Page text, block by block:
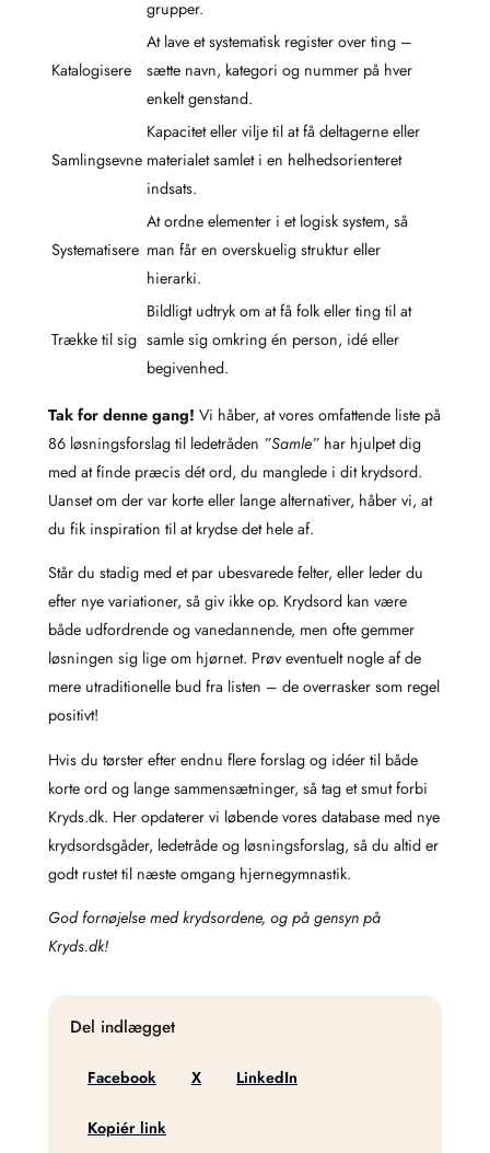
grupper.
Katalogisere
At lave et systematisk register over ting –
sætte navn, kategori og nummer på hver
enkelt genstand.
Samlingsevne
Kapacitet eller vilje til at få deltagerne eller
materialet samlet i en helhedsorienteret
indsats.
Systematisere
At ordne elementer i et logisk system, så
man får en overskuelig struktur eller
hierarki.
Trække til sig
Bildligt udtryk om at få folk eller ting til at
samle sig omkring én person, idé eller
begivenhed.
Tak for denne gang! Vi håber, at vores omfattende liste på
86 løsningsforslag til ledetråden ”Samle” har hjulpet dig
med at finde præcis dét ord, du manglede i dit krydsord.
Uanset om der var korte eller lange alternativer, håber vi, at
du fik inspiration til at krydse det hele af.
Står du stadig med et par ubesvarede felter, eller leder du
efter nye variationer, så giv ikke op. Krydsord kan være
både udfordrende og vanedannende, men ofte gemmer
løsningen sig lige om hjørnet. Prøv eventuelt nogle af de
mere utraditionelle bud fra listen – de overrasker som regel
positivt!
Hvis du tørster efter endnu flere forslag og idéer til både
korte ord og lange sammensætninger, så tag et smut forbi
Kryds.dk. Her opdaterer vi løbende vores database med nye
krydsordsgåder, ledetråde og løsningsforslag, så du altid er
godt rustet til næste omgang hjernegymnastik.
God fornøjelse med krydsordene, og på gensyn på
Kryds.dk!
Del indlægget
Facebook X LinkedIn
Kopiér link